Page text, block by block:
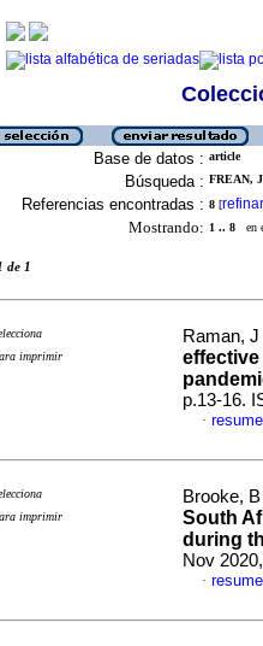
Base de datos : article
Búsqueda : FREAN,
Referencias encontradas : 8 [refinar
Mostrando: 1 .. 8 en
de 1
imprimir
Raman,
effective
p.13-16.
·
imprimir
Brooke,
South
during
Nov
·